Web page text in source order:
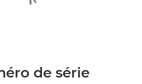
de série